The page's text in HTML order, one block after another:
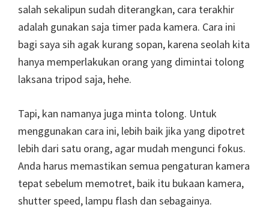
salah sekalipun sudah diterangkan, cara terakhir
adalah gunakan saja timer pada kamera. Cara ini
bagi saya sih agak kurang sopan, karena seolah kita
hanya memperlakukan orang yang dimintai tolong
laksana tripod saja, hehe.
Tapi, kan namanya juga minta tolong. Untuk
menggunakan cara ini, lebih baik jika yang dipotret
lebih dari satu orang, agar mudah mengunci fokus.
Anda harus memastikan semua pengaturan kamera
tepat sebelum memotret, baik itu bukaan kamera,
shutter speed, lampu flash dan sebagainya.